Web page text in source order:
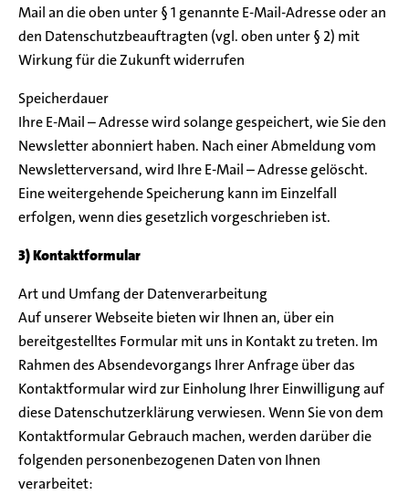
Mail an die oben unter § 1 genannte E-Mail-Adresse oder an
den Datenschutzbeauftragten (vgl. oben unter § 2) mit
Wirkung für die Zukunft widerrufen
Speicherdauer
Ihre E-Mail – Adresse wird solange gespeichert, wie Sie den
Newsletter abonniert haben. Nach einer Abmeldung vom
Newsletterversand, wird Ihre E-Mail – Adresse gelöscht.
Eine weitergehende Speicherung kann im Einzelfall
erfolgen, wenn dies gesetzlich vorgeschrieben ist.
3) Kontaktformular
Art und Umfang der Datenverarbeitung
Auf unserer Webseite bieten wir Ihnen an, über ein
bereitgestelltes Formular mit uns in Kontakt zu treten. Im
Rahmen des Absendevorgangs Ihrer Anfrage über das
Kontaktformular wird zur Einholung Ihrer Einwilligung auf
diese Datenschutzerklärung verwiesen. Wenn Sie von dem
Kontaktformular Gebrauch machen, werden darüber die
folgenden personenbezogenen Daten von Ihnen
verarbeitet: